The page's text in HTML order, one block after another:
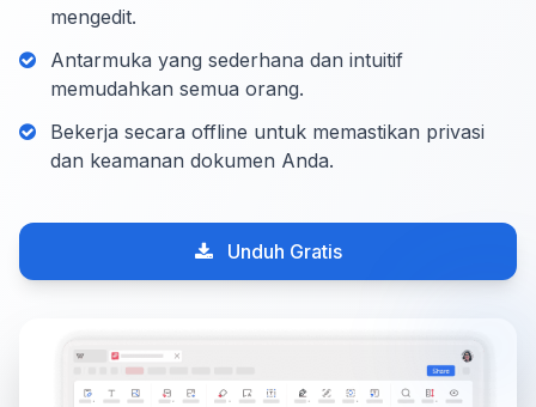
mengedit.
Antarmuka yang sederhana dan intuitif
memudahkan semua orang.
Bekerja secara offline untuk memastikan privasi
dan keamanan dokumen Anda.
Unduh Gratis